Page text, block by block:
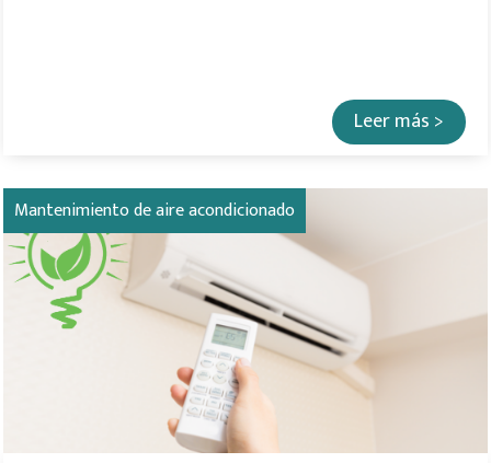
Leer más >
Mantenimiento de aire acondicionado